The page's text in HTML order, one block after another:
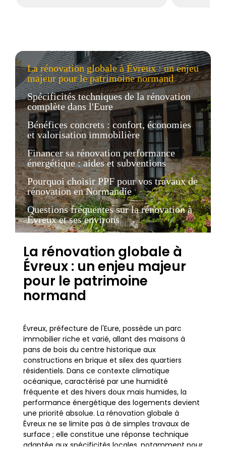
La rénovation globale à Évreux : un enjeu
majeur pour le patrimoine normand
Spécificités techniques de la rénovation
complète dans l'Eure
Bénéfices concrets : confort, économies
et valorisation immobilière
Financer sa rénovation performance
énergétique : aides et subventions
Pourquoi choisir PPF pour vos travaux de
rénovation en Normandie
Questions fréquentes sur la rénovation à
Évreux et ses environs
La rénovation globale à
Évreux : un enjeu majeur
pour le patrimoine
normand
Évreux, préfecture de l'Eure, possède un parc
immobilier riche et varié, allant des maisons à
pans de bois du centre historique aux
constructions en brique et silex des quartiers
résidentiels. Dans ce contexte climatique
océanique, caractérisé par une humidité
fréquente et des hivers doux mais humides, la
performance énergétique des logements devient
une priorité absolue. La rénovation globale à
Évreux ne se limite pas à de simples travaux de
surface ; elle constitue une réponse technique
adaptée aux spécificités locales, notamment pour